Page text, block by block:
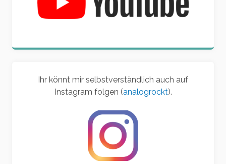
Ihr könnt mir selbstverständlich auch auf
Instagram folgen (analogrockt).